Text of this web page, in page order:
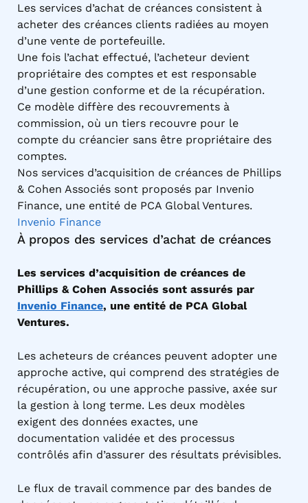
Les services d’achat de créances consistent à
acheter des créances clients radiées au moyen
d’une vente de portefeuille.
Une fois l’achat effectué, l’acheteur devient
propriétaire des comptes et est responsable
d’une gestion conforme et de la récupération.
Ce modèle diffère des recouvrements à
commission, où un tiers recouvre pour le
compte du créancier sans être propriétaire des
comptes.
Nos services d’acquisition de créances de Phillips
& Cohen Associés sont proposés par Invenio
Finance, une entité de PCA Global Ventures.
Invenio Finance
À propos des services d’achat de créances
Les services d’acquisition de créances de
Phillips & Cohen Associés sont assurés par
Invenio Finance, une entité de PCA Global
Ventures.
Les acheteurs de créances peuvent adopter une
approche active, qui comprend des stratégies de
récupération, ou une approche passive, axée sur
la gestion à long terme. Les deux modèles
exigent des données exactes, une
documentation validée et des processus
contrôlés afin d’assurer des résultats prévisibles.
Le flux de travail commence par des bandes de